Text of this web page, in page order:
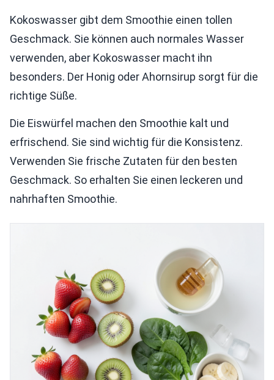
Kokoswasser gibt dem Smoothie einen tollen
Geschmack. Sie können auch normales Wasser
verwenden, aber Kokoswasser macht ihn
besonders. Der Honig oder Ahornsirup sorgt für die
richtige Süße.
Die Eiswürfel machen den Smoothie kalt und
erfrischend. Sie sind wichtig für die Konsistenz.
Verwenden Sie frische Zutaten für den besten
Geschmack. So erhalten Sie einen leckeren und
nahrhaften Smoothie.